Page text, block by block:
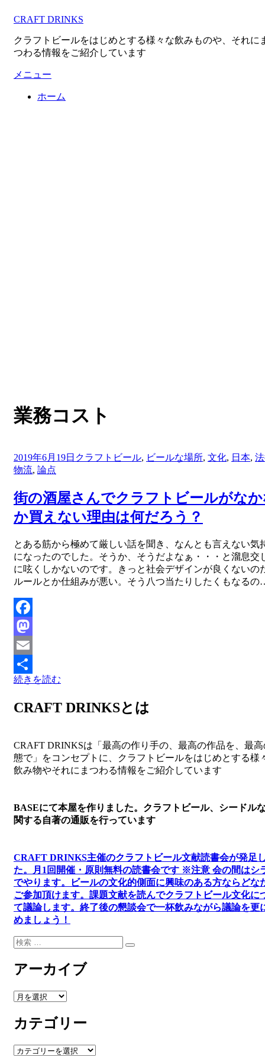
CRAFT DRINKS
クラフトビールをはじめとする様々な飲みものや、それに
つわる情報をご紹介しています
メニュー
ホーム
タグ
:
業務コスト
投
稿
2019年6月19日 クラフトビール, ビールな場所, 文化, 日本,
物流, 論点
街の酒屋さんでクラフトビールがな
か買えない理由は何だろう？
投稿者master
とある筋から極めて厳しい話を聞き、なんとも言えない気
になったのでした。そうか、そうだよなぁ・・・と溜息交
に呟くしかないのです。きっと社会デザインが良くないの
ルールとか仕組みが悪い。そう八つ当たりしたくもなる
Facebook
Mastodon
Email
共
有
続きを読む
CRAFT DRINKSとは
CRAFT DRINKSは「最高の作り手の、最高の作品を、最
態で」をコンセプトに、クラフトビールをはじめとする様
飲み物やそれにまつわる情報をご紹介しています
BASEにて本屋を作りました。クラフトビール、シードル
関する自著の通販を行っています
CRAFT DRINKS主催のクラフトビール文献読書会が発足
た。
月1回開催・原則無料の読書会です ※注意 会の間はシ
でやります。
ビールの文化的側面に興味のある方ならどな
ご参加頂けます。 課題文献を読んでクラフトビール文化に
て議論します。 終了後の懇談会で一杯飲みながら議論を更
めましょう！
検
検
アーカイブ
ア
カ
イ
ブ
カテゴリー
カ